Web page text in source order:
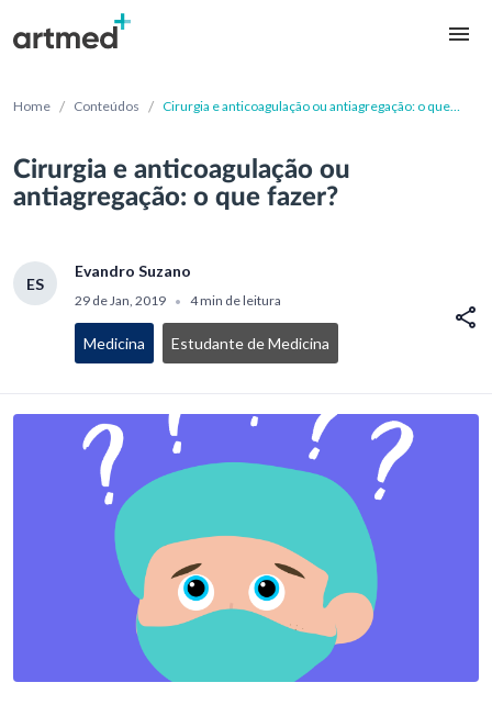
Home / Conteúdos / Cirurgia e anticoagulação ou antiagregação: o que
Cirurgia e anticoagulação ou
antiagregação: o que fazer?
ES
Evandro Suzano
29 de Jan, 2019 • 4 min de leitura
Medicina Estudante de Medicina